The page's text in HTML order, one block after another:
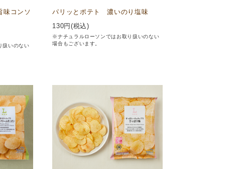
コンソ
扱いのない
パリッとポテト 濃いのり塩味
130円(税込)
※ナチュラルローソンではお取り扱いのない
場合もございます。